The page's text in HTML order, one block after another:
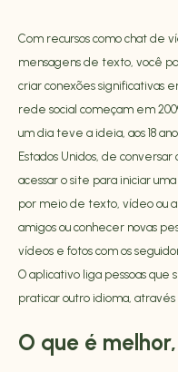
Com recursos como chat de
mensagens de texto, você
criar conexões significativas
rede social começam em
um dia teve a ideia, aos 18
Estados Unidos, de
acessar o site para iniciar
por meio de texto, vídeo ou
amigos ou conhecer novas
vídeos e fotos com os
O aplicativo liga pessoas que
praticar outro idioma,
O que é